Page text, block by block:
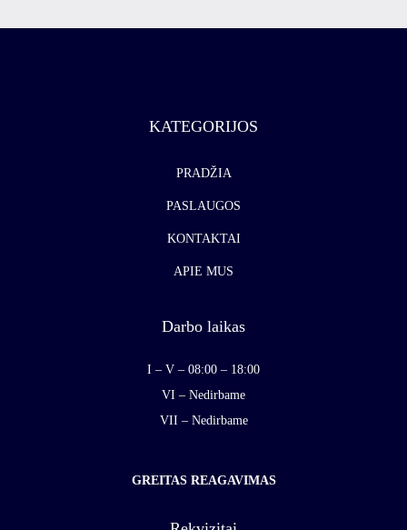
KATEGORIJOS
PRADŽIA
PASLAUGOS
KONTAKTAI
APIE MUS
Darbo laikas
I – V – 08:00 – 18:00
VI – Nedirbame
VII – Nedirbame
GREITAS REAGAVIMAS